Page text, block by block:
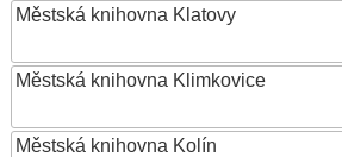
Městská knihovna Klatovy
Městská knihovna Klimkovice
Městská knihovna Kolín